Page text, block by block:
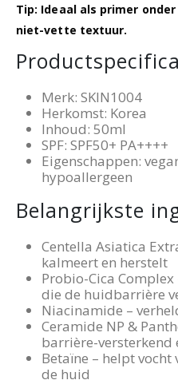
Tip: Ideaal als primer
niet-vette textuur.
Merk: SKIN1004
Herkomst: Korea
Inhoud: 50ml
SPF: SPF50+ PA++++
Eigenschappen:
hypoallergeen
Belangrijkste
Centella Asiatica
kalmeert en herstelt
Probio-Cica
die de huidbarrière
Niacinamide –
Ceramide NP &
barrière-versterkend
Betaïne – helpt
de huid